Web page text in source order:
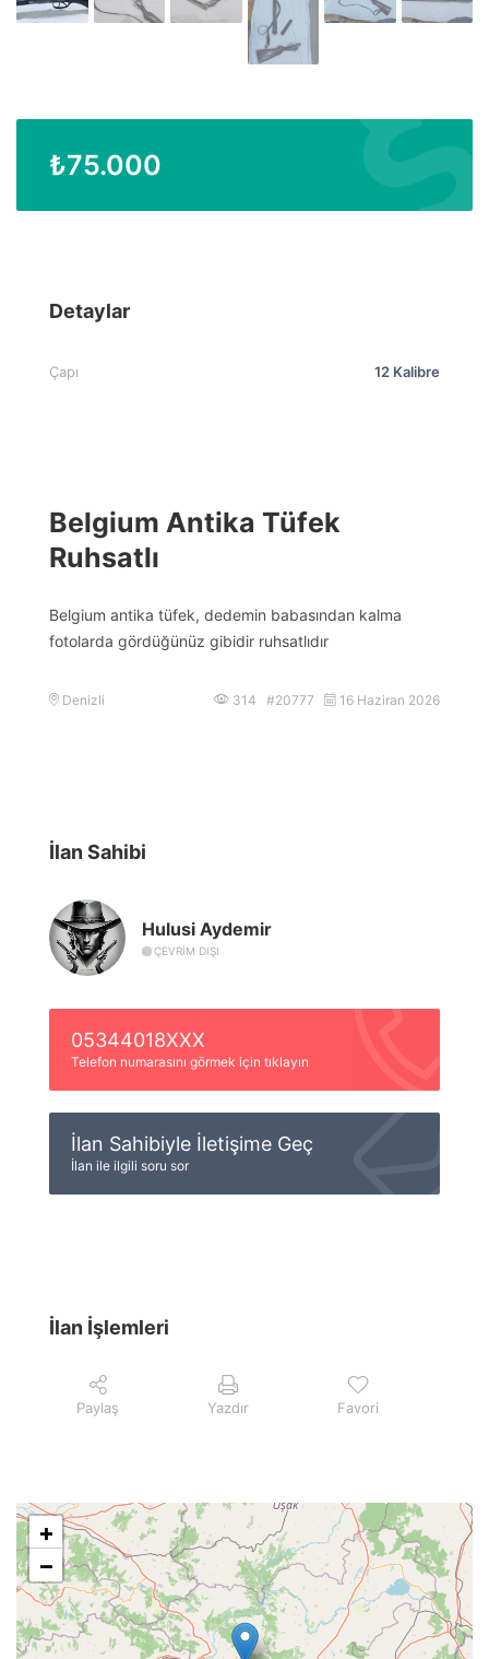
₺75.000
Detaylar
Çapı 12 Kalibre
Belgium Antika Tüfek
Ruhsatlı
Belgium antika tüfek, dedemin babasından kalma
fotolarda gördüğünüz gibidir ruhsatlıdır
Denizli 314 #20777 16 Haziran 2026
İlan Sahibi
Hulusi Aydemir
ÇEVRIM DIŞI
05344018XXX
Telefon numarasını görmek için tıklayın
İlan Sahibiyle İletişime Geç
İlan ile ilgili soru sor
İlan İşlemleri
Paylaş Yazdır Favori
+
−